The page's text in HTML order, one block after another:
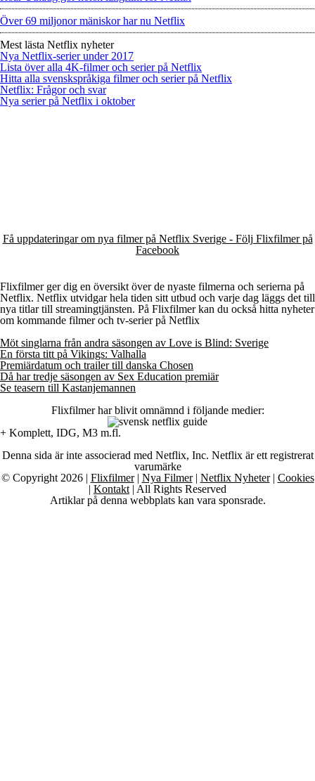
Över 69 miljonor mäniskor har nu Netflix
Mest lästa Netflix nyheter
Nya Netflix-serier under 2017
Lista över alla 4K-filmer och serier på Netflix
Hitta alla svenskspråkiga filmer och serier på Netflix
Netflix: Frågor och svar
Nya serier på Netflix i oktober
Få uppdateringar om nya filmer på Netflix Sverige - Följ Flixfilmer på
Facebook
Flixfilmer ger dig en översikt över de nyaste filmerna och serierna på
Netflix. Netflix utvidgar hela tiden sitt utbud och varje dag läggs det till
nya titlar till streamingtjänsten. På Flixfilmer kan du också hitta nyheter
om kommande filmer och tv-serier på Netflix
Möt singlarna från andra säsongen av Love is Blind: Sverige
En första titt på Vikings: Valhalla
Premiärdatum och trailer till danska Chosen
Då har tredje säsongen av Sex Education premiär
Se teasern till Kastanjemannen
Flixfilmer har blivit omnämnd i följande medier:
+ Komplett, IDG, M3 m.fl.
Denna sida är inte associerad med Netflix, Inc. Netflix är ett registrerat
varumärke
© Copyright 2026 | Flixfilmer| Nya Filmer| Netflix Nyheter| Cookies
| Kontakt | All Rights Reserved
Artiklar på denna webbplats kan vara sponsrade.